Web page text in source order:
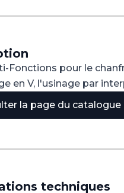
Fonctions pour le
en V, l'usinage par
la page du catalogue
techniques